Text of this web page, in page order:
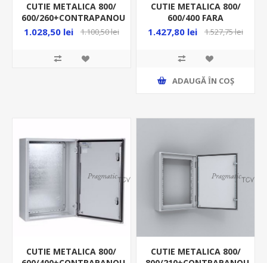
CUTIE METALICA 800/
600/260+CONTRAPANOU
IP66 MAS0806026R5
1.028,50 lei 1.100,50 lei
CUTIE METALICA 800/
600/400 FARA
CONTRAPANOU IP66
1.427,80 lei 1.527,75 lei
ADAUGĂ ȊN COŞ
CUTIE METALICA 800/
CUTIE METALICA 800/